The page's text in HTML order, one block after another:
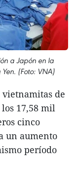
a Japón en la
(Foto: VNA)
vietnamitas de
17,58 mil
cinco
un aumento
período